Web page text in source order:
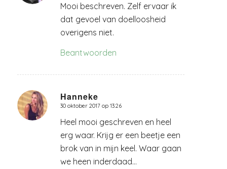
Mooi beschreven. Zelf ervaar ik
dat gevoel van doelloosheid
overigens niet.
Beantwoorden
Hanneke
zegt:
30 oktober 2017 op 13:26
Heel mooi geschreven en heel
erg waar. Krijg er een beetje een
brok van in mijn keel. Waar gaan
we heen inderdaad…